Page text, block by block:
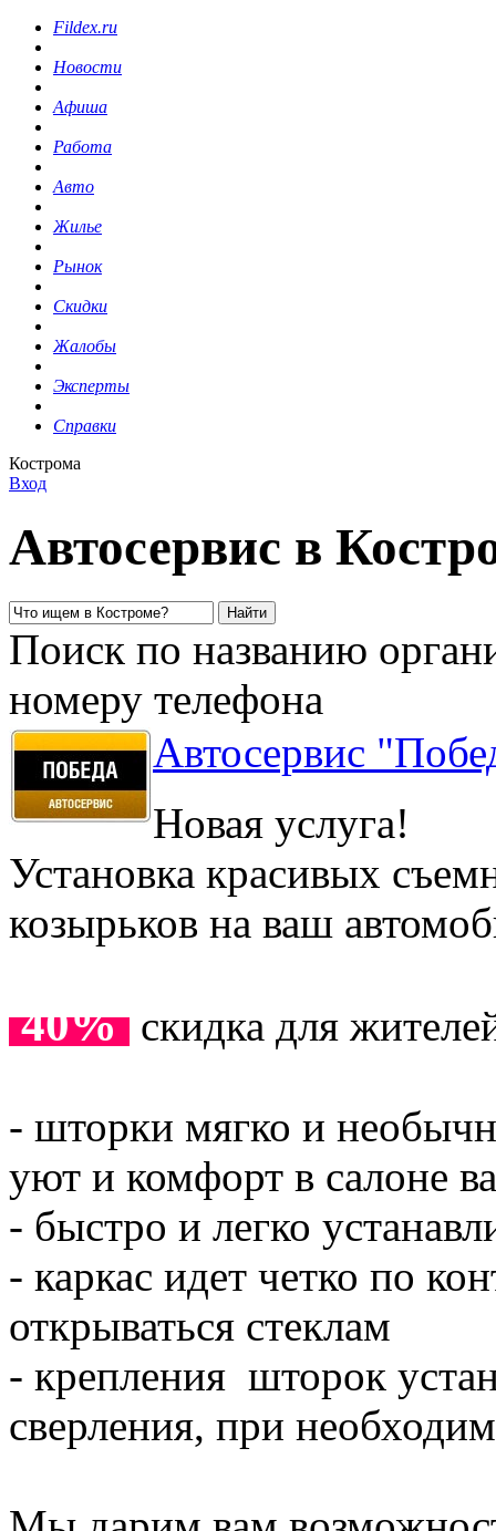
Fildex.ru
Новости
Афиша
Работа
Авто
Жилье
Рынок
Скидки
Жалобы
Эксперты
Справки
Кострома
Вход
Автосервис в
Поиск по названию
номеру телефона
Автосервис
Новая услуга!
Установка красивых
козырьков на ваш
40% скидка для
- шторки мягко и
уют и комфорт в салоне
- быстро и легко
- каркас идет четко по
открываться стеклам
- крепления шторок
сверления, при